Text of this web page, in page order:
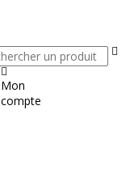
Mon
compte